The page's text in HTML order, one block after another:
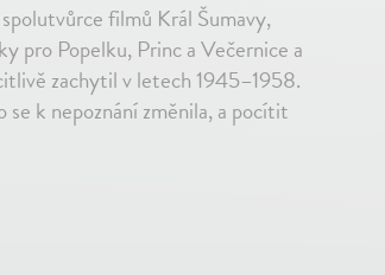
filmů Král Šumavy,
pro Popelku, Princ a Večernice a
zachytil v letech 1945–1958.
k nepoznání změnila, a pocítit